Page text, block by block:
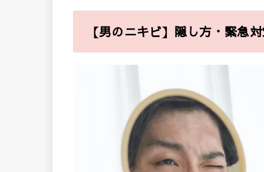
【男のニキビ】隠し方・緊急